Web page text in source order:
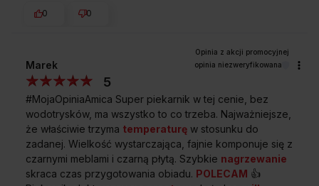
0
0
Marek opinia niezweryfikowana
5
#MojaOpiniaAmica Super piekarnik w tej cenie, bez
wodotrysków, ma wszystko to co trzeba. Najważniejsze,
że właściwie trzyma temperaturę w stosunku do
zadanej. Wielkość wystarczająca, fajnie komponuje się z
czarnymi meblami i czarną płytą. Szybkie nagrzewanie
skraca czas przygotowania obiadu. POLECAM 👍️